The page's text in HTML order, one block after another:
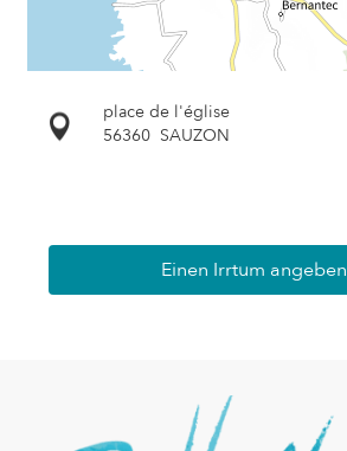
place de l'église
56360 SAUZON
Einen Irrtum angeben